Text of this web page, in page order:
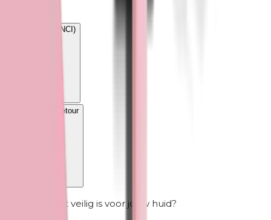
Ingrediënten (INCI)
Verzending & retour
Twijfel je of dit veilig is voor jouw huid?